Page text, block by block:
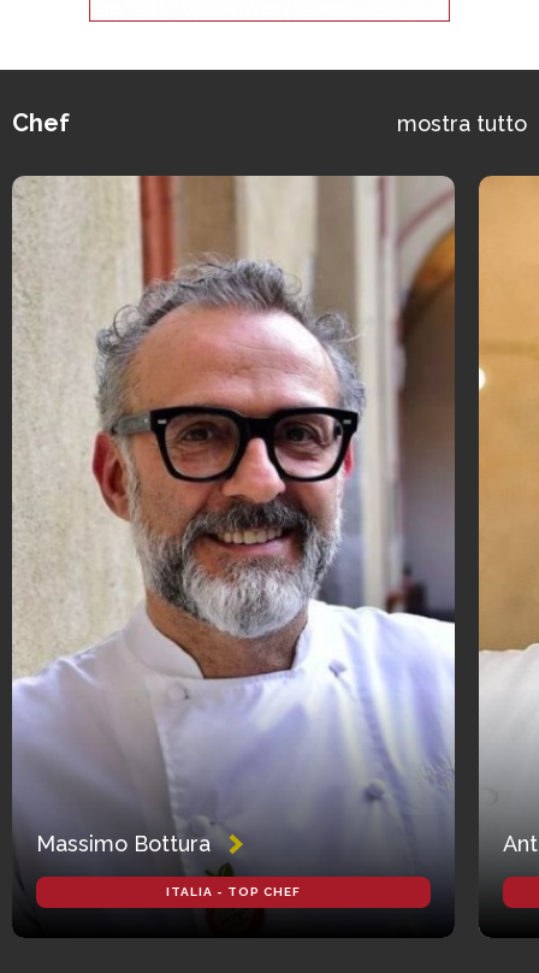
Chef mostra tutto
Massimo Bottura
ITALIA - TOP CHEF